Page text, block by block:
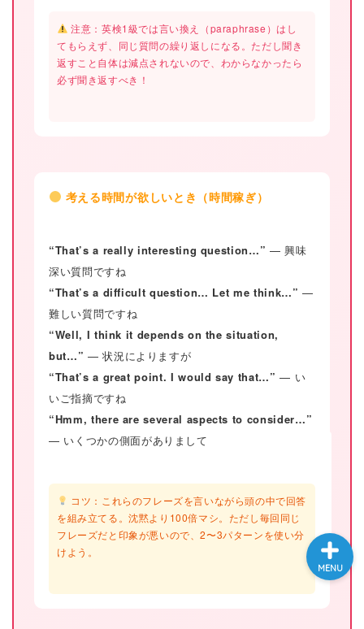
注意：英検1級では言い換え（paraphrase）はし
てもらえず、同じ質問の繰り返しになる。ただし聞き
返すこと自体は減点されないので、わからなかったら
必ず聞き返すべき！
考える時間が欲しいとき（時間稼ぎ）
“That’s a really interesting question…” — 興味
深い質問ですね
“That’s a difficult question… Let me think…” —
難しい質問ですね
“Well, I think it depends on the situation,
but…” — 状況によりますが
“That’s a great point. I would say that…” — い
いご指摘ですね
“Hmm, there are several aspects to consider…”
— いくつかの側面がありまして
コツ：これらのフレーズを言いながら頭の中で回答
を組み立てる。沈黙より100倍マシ。ただし毎回同じ
フレーズだと印象が悪いので、2〜3パターンを使い分
けよう。
MENU
現
大学入試英語対策講座
英語名言・格言・カッコい
い英語＆素敵な英文フレー
過去記事